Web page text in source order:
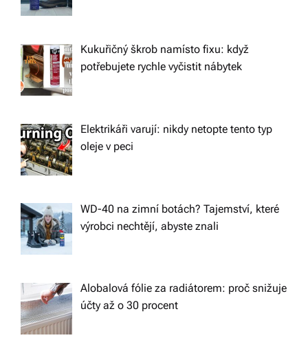
Kukuřičný škrob namísto fixu: když
potřebujete rychle vyčistit nábytek
Elektrikáři varují: nikdy netopte tento typ
oleje v peci
WD-40 na zimní botách? Tajemství, které
výrobci nechtějí, abyste znali
Alobalová fólie za radiátorem: proč snižuje
účty až o 30 procent